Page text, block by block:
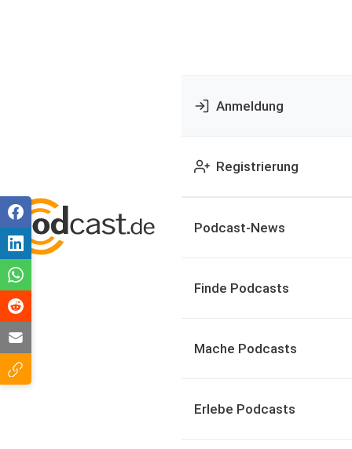
Anmeldung
Registrierung
Podcast-News
Finde Podcasts
Mache Podcasts
Erlebe Podcasts